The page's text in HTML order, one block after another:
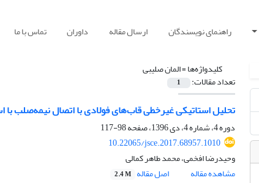
راهنمای نویسندگان ارسال مقاله داوران تماس با ما
کلیدواژه‌ها =المان صلیبی
تعداد مقالات: 1
تحلیل استاتیکی غیرخطی قاب‌های فولادی با اتصال نیمه‌صلب با
دوره 4، شماره 4، دی 1396، صفحه
98-117
10.22065/jsce.2017.68957.1010
وحیدرضا افخمی، محمد طاهر کمالی
مشاهده مقاله
اصل مقاله 2.4 M